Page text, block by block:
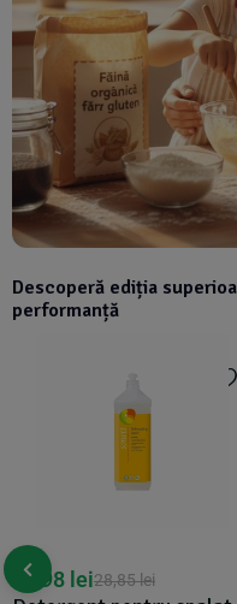
Descoperă ediția
performanță
28,85lei
27,98 lei